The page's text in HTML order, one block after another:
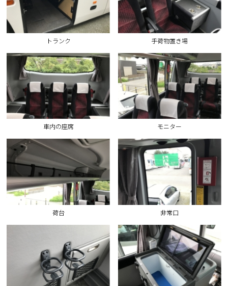
トランク 手荷物置き場
車内の座席 モニター
荷台 非常口